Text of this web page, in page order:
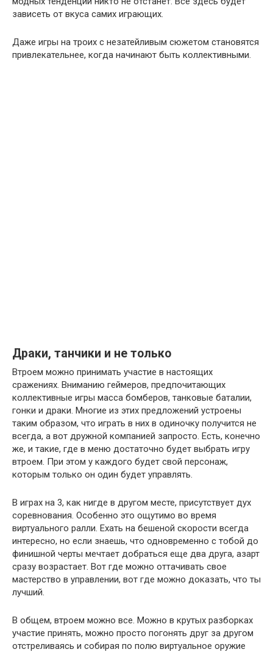
зависеть от вкуса самих играющих.
Даже игры на троих с незатейливым сюжетом становятся
привлекательнее, когда начинают быть коллективными.
Драки, танчики и не только
Втроем можно принимать участие в настоящих
сражениях. Вниманию геймеров, предпочитающих
коллективные игры масса бомберов, танковые баталии,
гонки и драки. Многие из этих предложений устроены
таким образом, что играть в них в одиночку получится не
всегда, а вот дружной компанией запросто. Есть, конечно
же, и такие, где в меню достаточно будет выбрать игру
втроем. При этом у каждого будет свой персонаж,
которым только он один будет управлять.
В играх на 3, как нигде в другом месте, присутствует дух
соревнования. Особенно это ощутимо во время
виртуального ралли. Ехать на бешеной скорости всегда
интересно, но если знаешь, что одновременно с тобой до
финишной черты мечтает добраться еще два друга, азарт
сразу возрастает. Вот где можно оттачивать свое
мастерство в управлении, вот где можно доказать, что ты
лучший.
В общем, втроем можно все. Можно в крутых разборках
участие принять, можно просто погонять друг за другом
отстреливаясь и собирая по полю виртуальное оружие